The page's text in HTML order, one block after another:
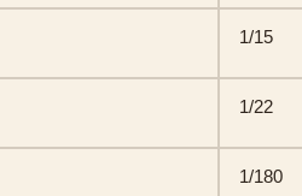
1/15
1/22
1/180